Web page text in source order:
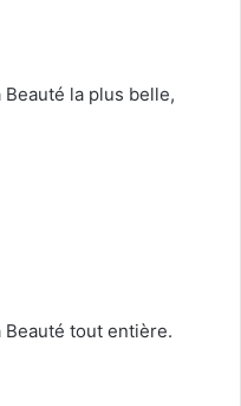
Beauté la plus belle,
Beauté tout entière.